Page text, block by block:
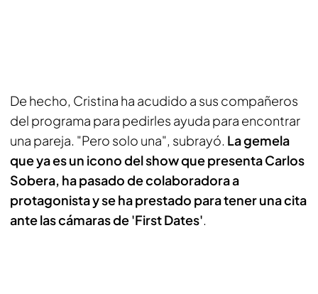
De hecho, Cristina ha acudido a sus compañeros
del programa para pedirles ayuda para encontrar
una pareja. "Pero solo una", subrayó. La gemela
que ya es un icono del show que presenta Carlos
Sobera, ha pasado de colaboradora a
protagonista y se ha prestado para tener una cita
ante las cámaras de 'First Dates'.